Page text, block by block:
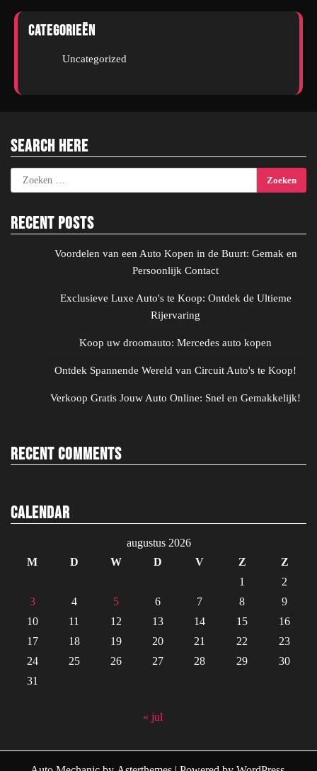
Categorieën
Uncategorized
Search Here
Zoeken
naar:
Recent Posts
Voordelen van een Auto Kopen in de Buurt: Gemak en
Persoonlijk Contact
Exclusieve Luxe Auto's te Koop: Ontdek de Ultieme
Rijervaring
Koop uw droomauto: Mercedes auto kopen
Ontdek Spannende Wereld van Circuit Auto's te Koop!
Verkoop Gratis Jouw Auto Online: Snel en Gemakkelijk!
Recent Comments
Calendar
augustus 2026
M
D W D V Z
Z
1
2
3
4 5 6 7 8
9
10
11 12 13 14 15
16
17
18 19 20 21 22
23
24
25 26 27 28 29
30
31
« jul